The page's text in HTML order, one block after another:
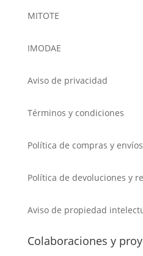
MITOTE
IMODAE
Aviso de privacidad
Términos y condiciones
Política de compras y envíos
Política de devoluciones y
Aviso de propiedad
Colaboraciones y